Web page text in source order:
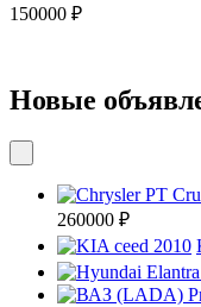
150000 ₽
Новые
260000 ₽